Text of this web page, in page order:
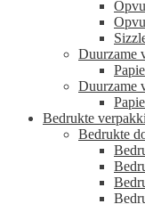
Duurzame
Duurzame
Bedrukte
Bedrukte